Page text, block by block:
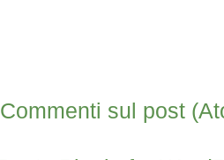
Commenti sul post